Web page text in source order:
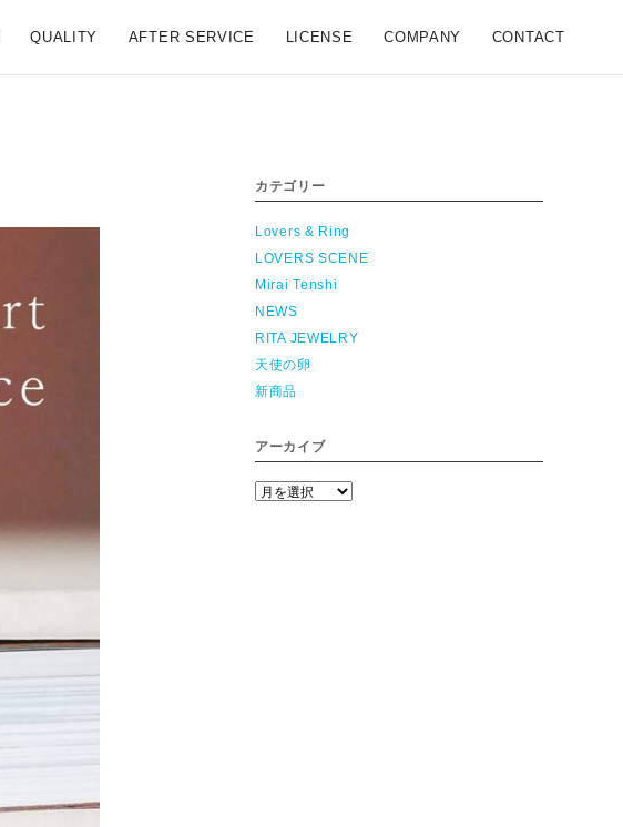
QUALITY AFTER SERVICE LICENSE COMPANY CONTACT
カテゴリー
Lovers & Ring
LOVERS SCENE
Mirai Tenshi
NEWS
RITA JEWELRY
天使の卵
新商品
アーカイブ